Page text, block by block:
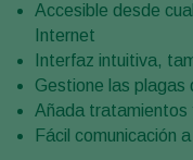
Accesible desde
Internet
Interfaz intuitiva,
Gestione las plagas
Añada tratamientos
Fácil comunicación